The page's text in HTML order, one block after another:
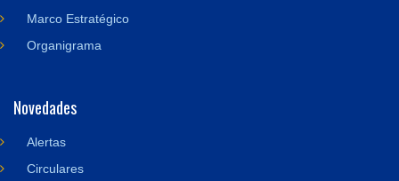
Marco Estratégico
Organigrama
Novedades
Alertas
Circulares